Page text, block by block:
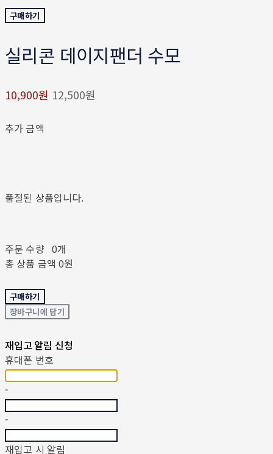
구매하기
실리콘 데이지팬더 수모
10,900원 12,500원
추가 금액
품절된 상품입니다.
주문 수량 0개
총 상품 금액 0원
구매하기
장바구니에 담기
재입고 알림 신청
휴대폰 번호
-
-
재입고 시 알림